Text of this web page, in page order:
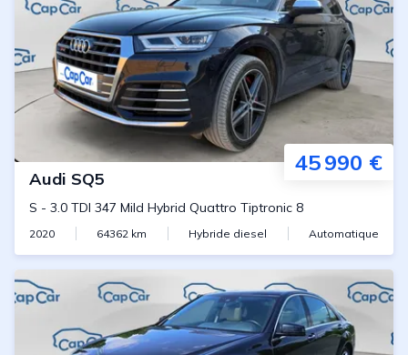
45 990 €
Audi SQ5
S - 3.0 TDI 347 Mild Hybrid Quattro Tiptronic 8
2020 64362 km Hybride diesel Automatique